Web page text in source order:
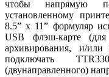
чтобы напрямую
установленному
8.5” x 11” формуляр
USB флэш-карте (для
архивирования, и/
подключать
(двунаправленного)